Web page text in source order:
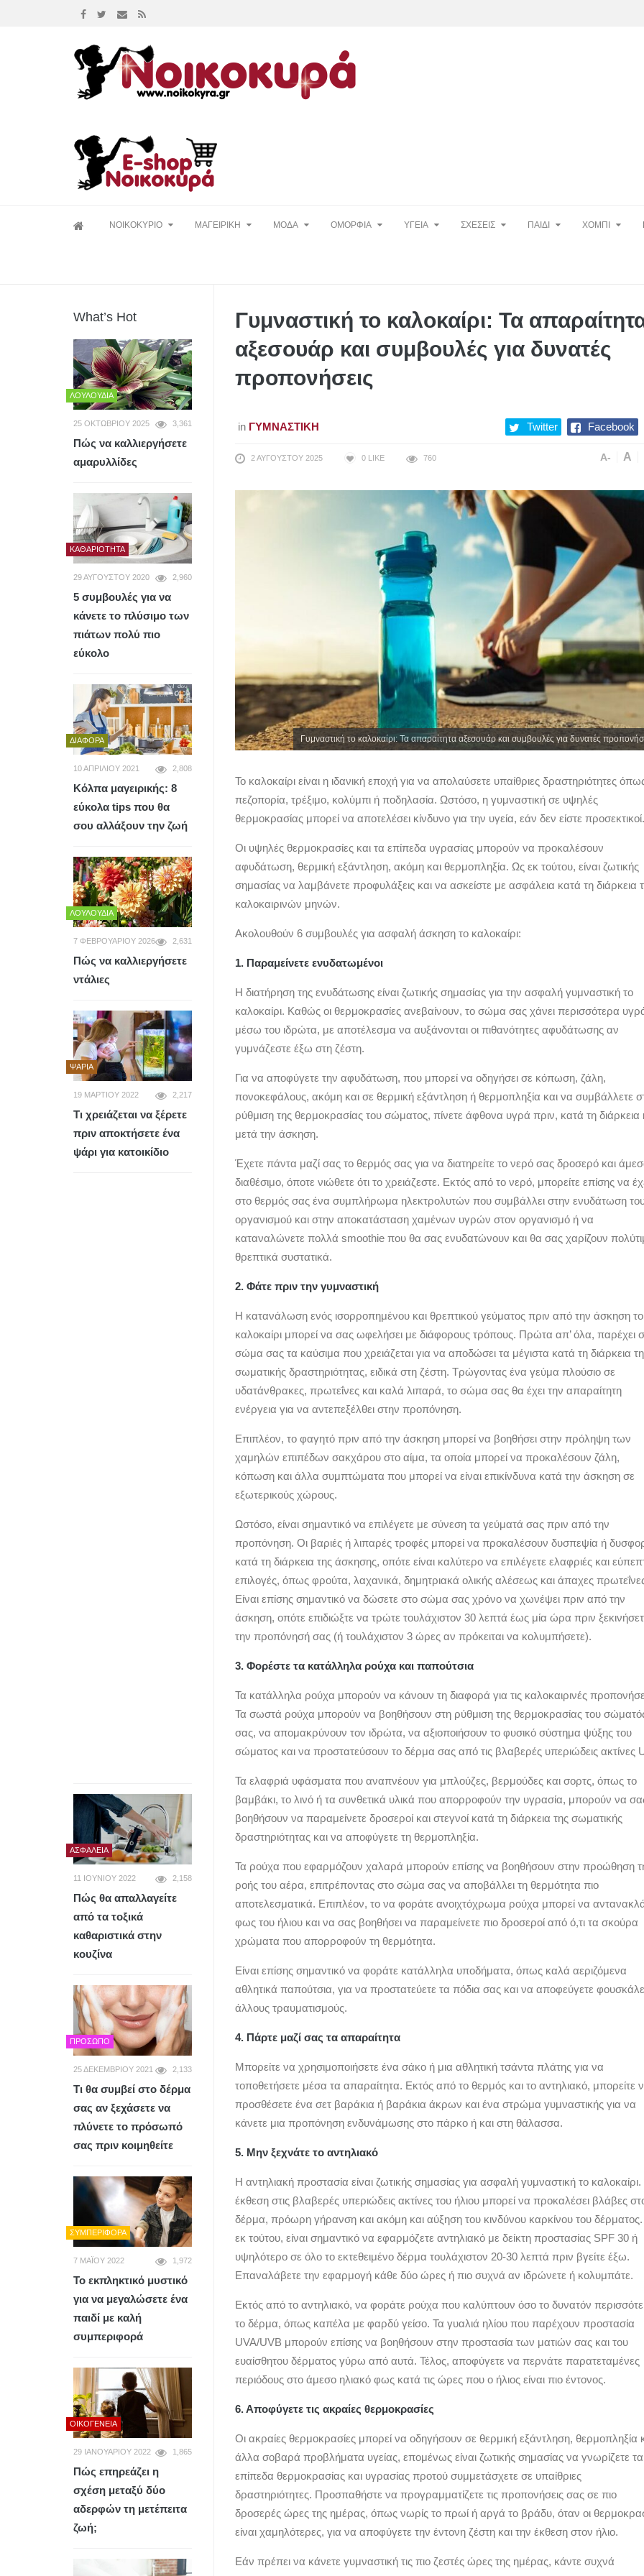
to
ΝΟΙΚΟΚΥΡΙΟ ΜΑΓΕΙΡΙΚΗ ΜΟΔΑ ΟΜΟΡΦΙΑ ΥΓΕΙΑ ΣΧΕΣΕΙΣ ΠΑΙΔΙ ΧΟΜΠΙ
Γυμναστική το καλοκαίρι: Τα
αξεσουάρ και συμβουλές για δυνατές
προπονήσεις
in ΓΥΜΝΑΣΤΙΚΉ Twitter Facebook
2 ΑΥΓΟΎΣΤΟΥ 2025 0 LIKE 760 A- A
Γυμναστική το καλοκαίρι: Τα απαραίτητα αξεσουάρ και συμβουλές για δυνατές
Το καλοκαίρι είναι η ιδανική εποχή για να απολαύσετε υπαίθριες δραστηριότητες
πεζοπορία, τρέξιμο, κολύμπι ή ποδηλασία. Ωστόσο, η γυμναστική σε υψηλές
θερμοκρασίας μπορεί να αποτελέσει κίνδυνο για την υγεία, εάν δεν είστε προσεκτικοί.
Οι υψηλές θερμοκρασίες και τα επίπεδα υγρασίας μπορούν να προκαλέσουν
αφυδάτωση, θερμική εξάντληση, ακόμη και θερμοπληξία. Ως εκ τούτου, είναι ζωτικής
σημασίας να λαμβάνετε προφυλάξεις και να ασκείστε με ασφάλεια κατά τη διάρκεια
καλοκαιρινών μηνών.
Ακολουθούν 6 συμβουλές για ασφαλή άσκηση το καλοκαίρι:
1. Παραμείνετε ενυδατωμένοι
Η διατήρηση της ενυδάτωσης είναι ζωτικής σημασίας για την ασφαλή γυμναστική το
καλοκαίρι. Καθώς οι θερμοκρασίες ανεβαίνουν, το σώμα σας χάνει περισσότερα
μέσω του ιδρώτα, με αποτέλεσμα να αυξάνονται οι πιθανότητες αφυδάτωσης αν
γυμνάζεστε έξω στη ζέστη.
Για να αποφύγετε την αφυδάτωση, που μπορεί να οδηγήσει σε κόπωση, ζάλη,
πονοκεφάλους, ακόμη και σε θερμική εξάντληση ή θερμοπληξία και να συμβάλλετε
ρύθμιση της θερμοκρασίας του σώματος, πίνετε άφθονα υγρά πριν, κατά τη διάρκεια
μετά την άσκηση.
Έχετε πάντα μαζί σας το θερμός σας για να διατηρείτε το νερό σας δροσερό και
διαθέσιμο, όποτε νιώθετε ότι το χρειάζεστε. Εκτός από το νερό, μπορείτε επίσης να
στο θερμός σας ένα συμπλήρωμα ηλεκτρολυτών που συμβάλλει στην ενυδάτωση
οργανισμού και στην αποκατάσταση χαμένων υγρών στον οργανισμό ή να
καταναλώνετε πολλά smoothie που θα σας ενυδατώνουν και θα σας χαρίζουν
θρεπτικά συστατικά.
2. Φάτε πριν την γυμναστική
Η κατανάλωση ενός ισορροπημένου και θρεπτικού γεύματος πριν από την άσκηση το
καλοκαίρι μπορεί να σας ωφελήσει με διάφορους τρόπους. Πρώτα απ’ όλα, παρέχει
σώμα σας τα καύσιμα που χρειάζεται για να αποδώσει τα μέγιστα κατά τη διάρκεια
σωματικής δραστηριότητας, ειδικά στη ζέστη. Τρώγοντας ένα γεύμα πλούσιο σε
υδατάνθρακες, πρωτεΐνες και καλά λιπαρά, το σώμα σας θα έχει την απαραίτητη
ενέργεια για να αντεπεξέλθει στην προπόνηση.
Επιπλέον, το φαγητό πριν από την άσκηση μπορεί να βοηθήσει στην πρόληψη των
χαμηλών επιπέδων σακχάρου στο αίμα, τα οποία μπορεί να προκαλέσουν ζάλη,
κόπωση και άλλα συμπτώματα που μπορεί να είναι επικίνδυνα κατά την άσκηση σε
εξωτερικούς χώρους.
Ωστόσο, είναι σημαντικό να επιλέγετε με σύνεση τα γεύματά σας πριν από την
προπόνηση. Οι βαριές ή λιπαρές τροφές μπορεί να προκαλέσουν δυσπεψία ή
κατά τη διάρκεια της άσκησης, οπότε είναι καλύτερο να επιλέγετε ελαφριές και
επιλογές, όπως φρούτα, λαχανικά, δημητριακά ολικής αλέσεως και άπαχες
Είναι επίσης σημαντικό να δώσετε στο σώμα σας χρόνο να χωνέψει πριν από την
άσκηση, οπότε επιδιώξτε να τρώτε τουλάχιστον 30 λεπτά έως μία ώρα πριν
την προπόνησή σας (ή τουλάχιστον 3 ώρες αν πρόκειται να κολυμπήσετε).
3. Φορέστε τα κατάλληλα ρούχα και παπούτσια
Τα κατάλληλα ρούχα μπορούν να κάνουν τη διαφορά για τις καλοκαιρινές
Τα σωστά ρούχα μπορούν να βοηθήσουν στη ρύθμιση της θερμοκρασίας του
σας, να απομακρύνουν τον ιδρώτα, να αξιοποιήσουν το φυσικό σύστημα ψύξης του
σώματος και να προστατεύσουν το δέρμα σας από τις βλαβερές υπεριώδεις ακτίνες
Τα ελαφριά υφάσματα που αναπνέουν για μπλούζες, βερμούδες και σορτς, όπως το
βαμβάκι, το λινό ή τα συνθετικά υλικά που απορροφούν την υγρασία, μπορούν να
βοηθήσουν να παραμείνετε δροσεροί και στεγνοί κατά τη διάρκεια της σωματικής
δραστηριότητας και να αποφύγετε τη θερμοπληξία.
Τα ρούχα που εφαρμόζουν χαλαρά μπορούν επίσης να βοηθήσουν στην προώθηση
ροής του αέρα, επιτρέποντας στο σώμα σας να αποβάλλει τη θερμότητα πιο
αποτελεσματικά. Επιπλέον, το να φοράτε ανοιχτόχρωμα ρούχα μπορεί να
φως του ήλιου και να σας βοηθήσει να παραμείνετε πιο δροσεροί από ό,τι τα σκούρα
χρώματα που απορροφούν τη θερμότητα.
Είναι επίσης σημαντικό να φοράτε κατάλληλα υποδήματα, όπως καλά αεριζόμενα
αθλητικά παπούτσια, για να προστατεύετε τα πόδια σας και να αποφεύγετε
άλλους τραυματισμούς.
4. Πάρτε μαζί σας τα απαραίτητα
Μπορείτε να χρησιμοποιήσετε ένα σάκο ή μια αθλητική τσάντα πλάτης για να
τοποθετήσετε μέσα τα απαραίτητα. Εκτός από το θερμός και το αντηλιακό, μπορείτε
προσθέσετε ένα σετ βαράκια ή βαράκια άκρων και ένα στρώμα γυμναστικής για να
κάνετε μια προπόνηση ενδυνάμωσης στο πάρκο ή και στη θάλασσα.
5. Μην ξεχνάτε το αντηλιακό
Η αντηλιακή προστασία είναι ζωτικής σημασίας για ασφαλή γυμναστική το
έκθεση στις βλαβερές υπεριώδεις ακτίνες του ήλιου μπορεί να προκαλέσει βλάβες
δέρμα, πρόωρη γήρανση και ακόμη και αύξηση του κινδύνου καρκίνου του
εκ τούτου, είναι σημαντικό να εφαρμόζετε αντηλιακό με δείκτη προστασίας SPF 30 ή
υψηλότερο σε όλο το εκτεθειμένο δέρμα τουλάχιστον 20-30 λεπτά πριν βγείτε έξω.
Επαναλάβετε την εφαρμογή κάθε δύο ώρες ή πιο συχνά αν ιδρώνετε ή κολυμπάτε.
Εκτός από το αντηλιακό, να φοράτε ρούχα που καλύπτουν όσο το δυνατόν
το δέρμα, όπως καπέλα με φαρδύ γείσο. Τα γυαλιά ηλίου που παρέχουν προστασία
UVA/UVB μπορούν επίσης να βοηθήσουν στην προστασία των ματιών σας και του
ευαίσθητου δέρματος γύρω από αυτά. Τέλος, αποφύγετε να περνάτε παρατεταμένες
περιόδους στο άμεσο ηλιακό φως κατά τις ώρες που ο ήλιος είναι πιο έντονος.
6. Αποφύγετε τις ακραίες θερμοκρασίες
Οι ακραίες θερμοκρασίες μπορεί να οδηγήσουν σε θερμική εξάντληση, θερμοπληξία
άλλα σοβαρά προβλήματα υγείας, επομένως είναι ζωτικής σημασίας να γνωρίζετε τα
επίπεδα θερμοκρασίας και υγρασίας προτού συμμετάσχετε σε υπαίθριες
δραστηριότητες. Προσπαθήστε να προγραμματίζετε τις προπονήσεις σας σε πιο
δροσερές ώρες της ημέρας, όπως νωρίς το πρωί ή αργά το βράδυ, όταν οι
είναι χαμηλότερες, για να αποφύγετε την έντονη ζέστη και την έκθεση στον ήλιο.
Εάν πρέπει να κάνετε γυμναστική τις πιο ζεστές ώρες της ημέρας, κάντε συχνά
What’s Hot
ΛΟΥΛΟΎΔΙΑ
25 ΟΚΤΩΒΡΊΟΥ 2025 3,361
Πώς να καλλιεργήσετε
αμαρυλλίδες
ΚΑΘΑΡΙΌΤΗΤΑ
29 ΑΥΓΟΎΣΤΟΥ 2020 2,960
5 συμβουλές για να
κάνετε το πλύσιμο των
πιάτων πολύ πιο
εύκολο
ΔΙΆΦΟΡΑ
10 ΑΠΡΙΛΊΟΥ 2021 2,808
Κόλπα μαγειρικής: 8
εύκολα tips που θα
σου αλλάξουν την ζωή
ΛΟΥΛΟΎΔΙΑ
7 ΦΕΒΡΟΥΑΡΊΟΥ 2026 2,631
Πώς να καλλιεργήσετε
ντάλιες
ΨΆΡΙΑ
19 ΜΑΡΤΊΟΥ 2022 2,217
Τι χρειάζεται να ξέρετε
πριν αποκτήσετε ένα
ψάρι για κατοικίδιο
ΑΣΦΆΛΕΙΑ
11 ΙΟΥΝΊΟΥ 2022 2,158
Πώς θα απαλλαγείτε
από τα τοξικά
καθαριστικά στην
κουζίνα
ΠΡΌΣΩΠΟ
25 ΔΕΚΕΜΒΡΊΟΥ 2021 2,133
Τι θα συμβεί στο δέρμα
σας αν ξεχάσετε να
πλύνετε το πρόσωπό
σας πριν κοιμηθείτε
ΣΥΜΠΕΡΙΦΟΡΆ
7 ΜΑΪ́ΟΥ 2022 1,972
Το εκπληκτικό μυστικό
για να μεγαλώσετε ένα
παιδί με καλή
συμπεριφορά
ΟΙΚΟΓΈΝΕΙΑ
29 ΙΑΝΟΥΑΡΊΟΥ 2022 1,865
Πώς επηρεάζει η
σχέση μεταξύ δύο
αδερφών τη μετέπειτα
ζωή;